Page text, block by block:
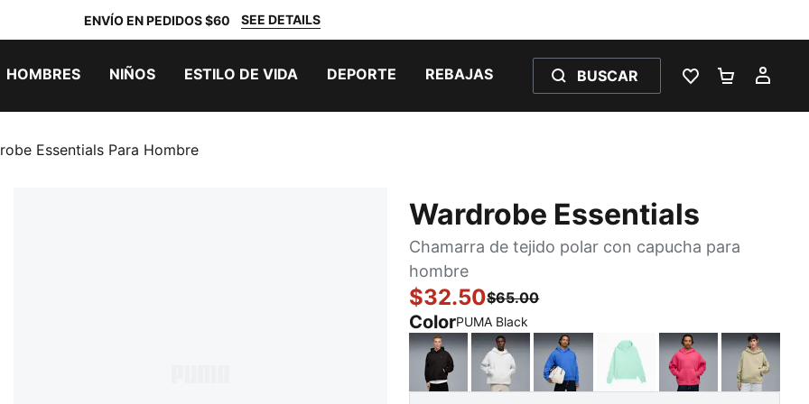
ENVÍO EN PEDIDOS $60 SEE DETAILS
HOMBRES NIÑOS ESTILO DE VIDA DEPORTE REBAJAS BUSCAR
LISTA DE
Essentials Para Hombre
Wardrobe Essentials
Chamarra de tejido polar con capucha para
hombre
$32.50$65.00
ColorPUMA Black
PUMA BlackWhite Glow Heather
Mountain BlueMint MeltPUMA PinkPebble